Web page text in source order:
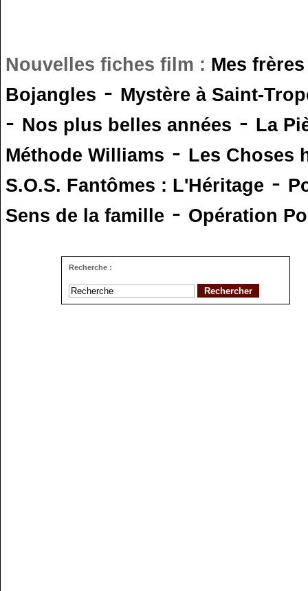
Nouvelles fiches film : Mes
Bojangles - Mystère à Saint-
- Nos plus belles années - La
Méthode Williams - Les Choses
S.O.S. Fantômes : L'Héritage -
Sens de la famille - Opération
Recherche :